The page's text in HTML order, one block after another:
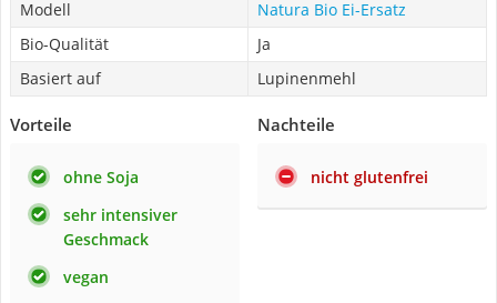
Modell
Natura Bio Ei-Ersatz
Bio-Qualität
Ja
Basiert auf
Lupinenmehl
Vorteile
ohne Soja
sehr intensiver
Geschmack
vegan
Nachteile
nicht glutenfrei